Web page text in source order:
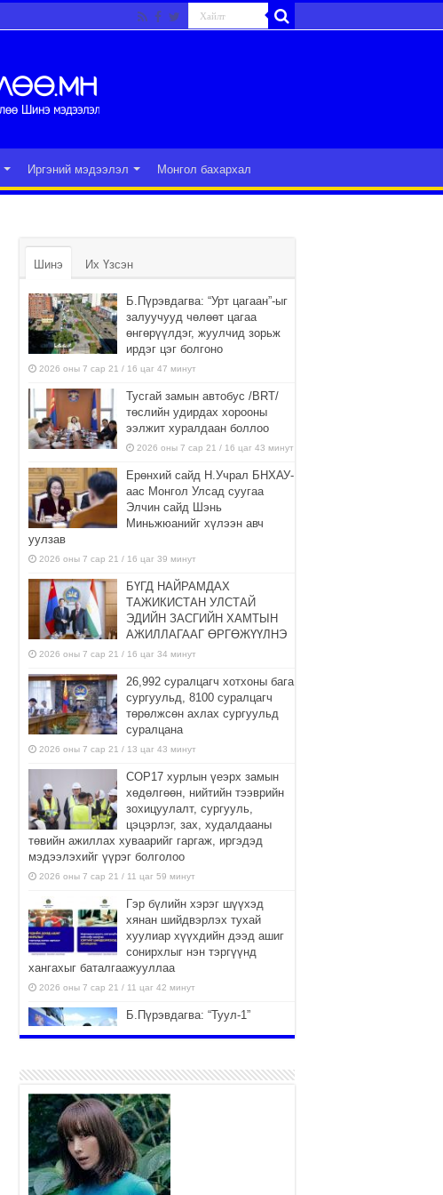
Иргэний мэдээлэл Монгол бахархал
Шинэ Их Үзсэн
Б.Пүрэвдагва: “Урт цагаан”-ыг
залуучууд чөлөөт цагаа
өнгөрүүлдэг, жуулчид зорьж
ирдэг цэг болгоно
2026 оны 7 сар 21 / 16 цаг 47 минут
Тусгай замын автобус /BRT/
төслийн удирдах хорооны
ээлжит хуралдаан боллоо
2026 оны 7 сар 21 / 16 цаг 43 минут
Ерөнхий сайд Н.Учрал БНХАУ-
аас Монгол Улсад суугаа
Элчин сайд Шэнь
Миньжюанийг хүлээн авч
уулзав
2026 оны 7 сар 21 / 16 цаг 39 минут
БҮГД НАЙРАМДАХ
ТАЖИКИСТАН УЛСТАЙ
ЭДИЙН ЗАСГИЙН ХАМТЫН
АЖИЛЛАГААГ ӨРГӨЖҮҮЛНЭ
2026 оны 7 сар 21 / 16 цаг 34 минут
26,992 суралцагч хотхоны бага
сургуульд, 8100 суралцагч
төрөлжсөн ахлах сургуульд
суралцана
2026 оны 7 сар 21 / 13 цаг 43 минут
COP17 хурлын үеэрх замын
хөдөлгөөн, нийтийн тээврийн
зохицуулалт, сургууль,
цэцэрлэг, зах, худалдааны
төвийн ажиллах хуваарийг гаргаж, иргэдэд
мэдээлэхийг үүрэг болголоо
2026 оны 7 сар 21 / 11 цаг 59 минут
Гэр бүлийн хэрэг шүүхэд
хянан шийдвэрлэх тухай
хуулиар хүүхдийн дээд ашиг
сонирхлыг нэн тэргүүнд
хангахыг баталгаажууллаа
2026 оны 7 сар 21 / 11 цаг 42 минут
Б.Пүрэвдагва: “Туул-1”
2026 оны 7 сар 21 / 10 цаг 15 минут
НИЙСЛЭЛ, АЙМГИЙН
УДИРДЛАГУУДЫН АЖЛЫГ
ХҮНД СУРТЛЫГ БУУРУУЛЖ,
ИРГЭД, АЖ АХУЙН НЭГЖИЙН
АЧААГ ХЭРХЭН ХӨНГӨЛСНӨӨР ДҮГНЭНЭ